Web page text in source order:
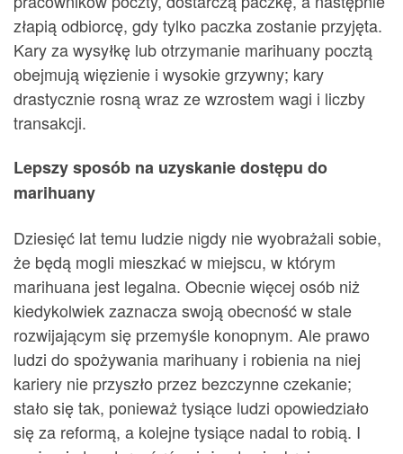
złapią odbiorcę, gdy tylko paczka zostanie przyjęta.
Kary za wysyłkę lub otrzymanie marihuany pocztą
obejmują więzienie i wysokie grzywny; kary
drastycznie rosną wraz ze wzrostem wagi i liczby
transakcji.
Lepszy sposób na uzyskanie dostępu do
marihuany
Dziesięć lat temu ludzie nigdy nie wyobrażali sobie,
że będą mogli mieszkać w miejscu, w którym
marihuana jest legalna. Obecnie więcej osób niż
kiedykolwiek zaznacza swoją obecność w stale
rozwijającym się przemyśle konopnym. Ale prawo
ludzi do spożywania marihuany i robienia na niej
kariery nie przyszło przez bezczynne czekanie;
stało się tak, ponieważ tysiące ludzi opowiedziało
się za reformą, a kolejne tysiące nadal to robią. I